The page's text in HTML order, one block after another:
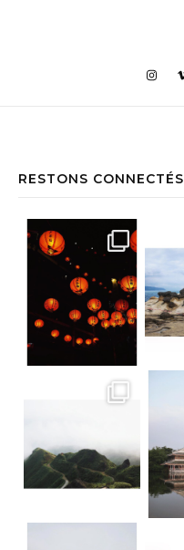
RESTONS CONNECTÉS